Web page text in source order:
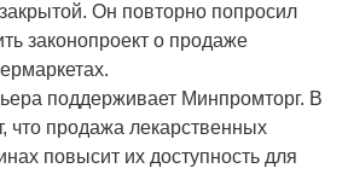
Он повторно попросил
законопроект о продаже
поддерживает Минпромторг. В
что продажа лекарственных
повысит их доступность для